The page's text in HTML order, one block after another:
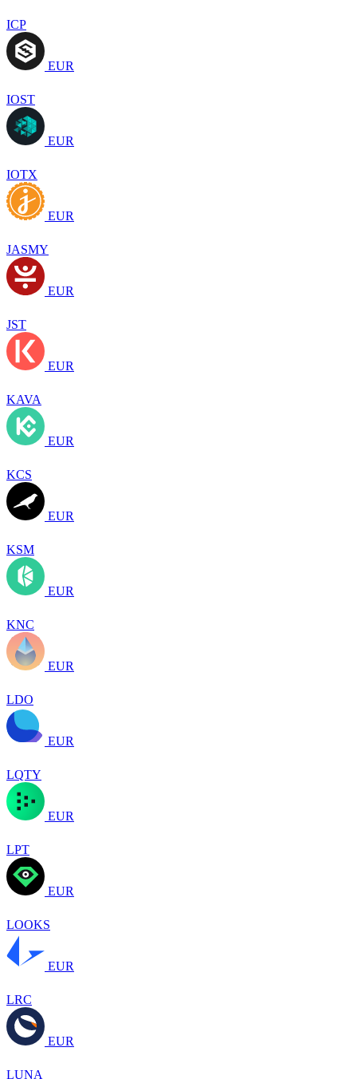
ICP
EUR
IOST
EUR
IOTX
EUR
JASMY
EUR
JST
EUR
KAVA
EUR
KCS
EUR
KSM
EUR
KNC
EUR
LDO
EUR
LQTY
EUR
LPT
EUR
LOOKS
EUR
LRC
EUR
LUNA